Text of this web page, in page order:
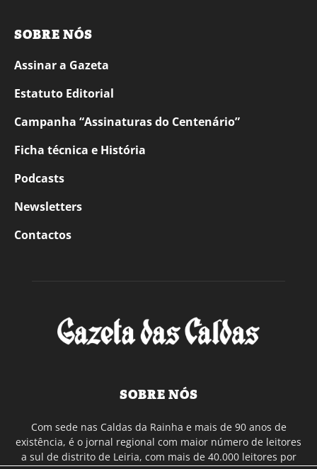
SOBRE NÓS
Assinar a Gazeta
Estatuto Editorial
Campanha “Assinaturas do Centenário”
Ficha técnica e História
Podcasts
Newsletters
Contactos
SOBRE NÓS
Com sede nas Caldas da Rainha e mais de 90 anos de
existência, é o jornal regional com maior número de leitores
a sul de distrito de Leiria, com mais de 40.000 leitores por